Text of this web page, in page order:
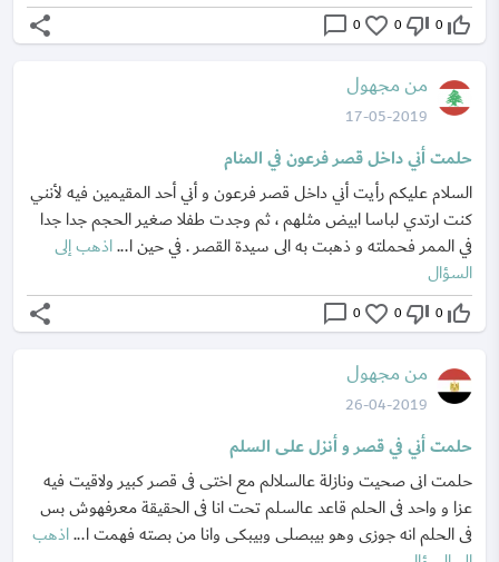
thumb_up_off_alt
0
thumb_down_off_alt
0
favorite_border
0
chat_bubble_outline
share
من مجهول
17-05-2019
حلمت أني داخل قصر فرعون في المنام
السلام عليكم رأيت أني داخل قصر فرعون و أني أحد المقيمين فيه لأنني
كنت ارتدي لباسا ابيض مثلهم ، ثم وجدت طفلا صغير الحجم جدا جدا
في الممر فحملته و ذهبت به الى سيدة القصر . في حين ا...اذهب إلى
السؤال
thumb_up_off_alt
0
thumb_down_off_alt
0
favorite_border
0
chat_bubble_outline
share
من مجهول
26-04-2019
حلمت أني في قصر و أنزل على السلم
حلمت انى صحيت ونازلة عالسلالم مع اختى فى قصر كبير ولاقيت فيه
عزا و واحد فى الحلم قاعد عالسلم تحت انا فى الحقيقة معرفهوش بس
فى الحلم انه جوزى وهو بيبصلى وبيبكى وانا من بصته فهمت ا...اذهب